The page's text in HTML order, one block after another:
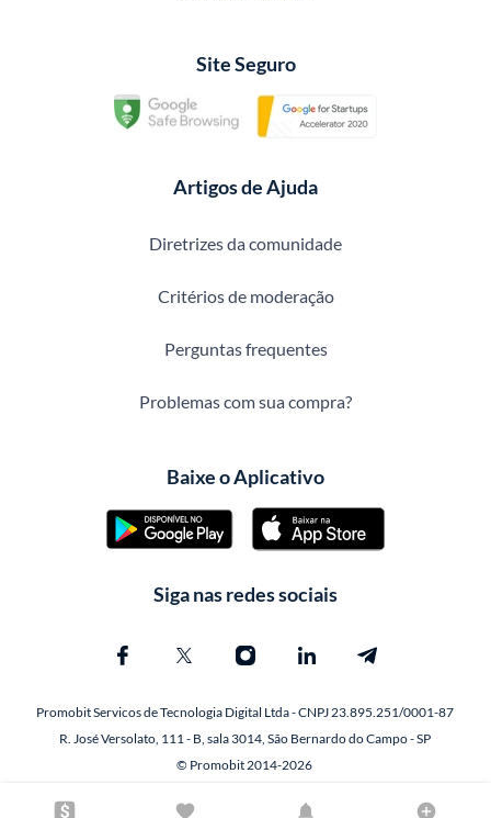
Site Seguro
Artigos de Ajuda
Diretrizes da comunidade
Critérios de moderação
Perguntas frequentes
Problemas com sua compra?
Baixe o Aplicativo
Siga nas redes sociais
Promobit Servicos de Tecnologia Digital Ltda - CNPJ 23.895.251/0001-87
R. José Versolato, 111 - B, sala 3014, São Bernardo do Campo - SP
© Promobit 2014-2026